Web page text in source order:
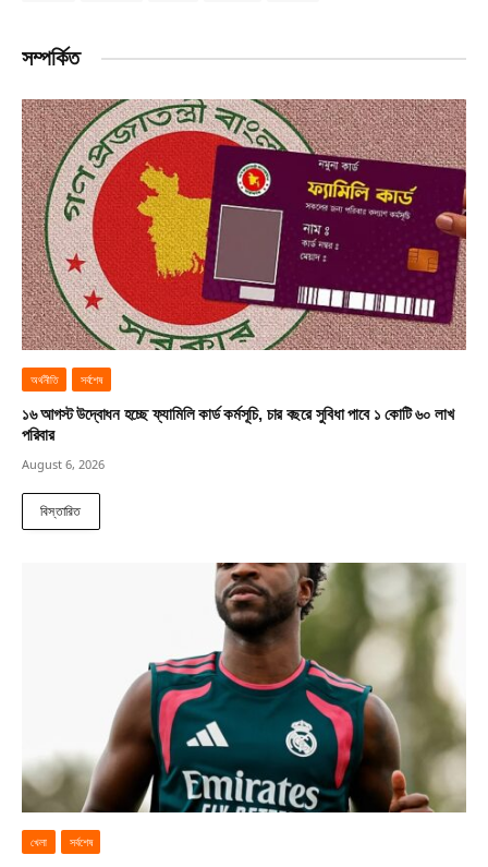
সম্পর্কিত
অর্থনীতি সর্বশেষ
১৬ আগস্ট উদ্বোধন হচ্ছে ফ্যামিলি কার্ড কর্মসূচি, চার বছরে সুবিধা পাবে ১ কোটি ৬০ লাখ
পরিবার
August 6, 2026
বিস্তারিত
খেলা সর্বশেষ